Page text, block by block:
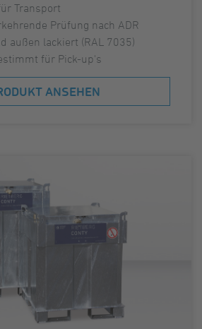
Transport
Prüfung nach ADR
außen lackiert (RAL 7035)
für Pick-up's
ANSEHEN